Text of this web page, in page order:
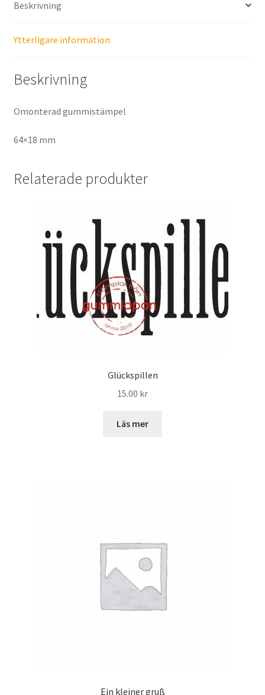
Beskrivning
Ytterligare information
Beskrivning
Omonterad gummistämpel
64×18 mm
Relaterade produkter
Glückspillen
15.00 kr
Läs mer
Ein kleiner gruß